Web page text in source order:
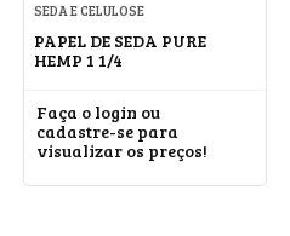
SEDA E CELULOSE
PAPEL DE SEDA PURE
HEMP 1 1/4
Faça o login ou
cadastre-se para
visualizar os preços!